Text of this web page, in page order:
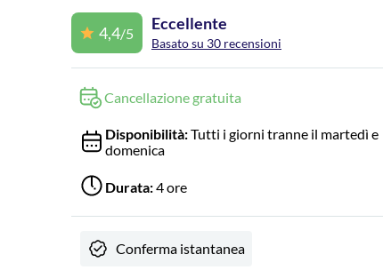
4,4/5
Eccellente
Basato su 30 recensioni
Cancellazione gratuita
Disponibilità:Tutti i giorni tranne il martedì e
domenica
Durata:4 ore
Conferma istantanea